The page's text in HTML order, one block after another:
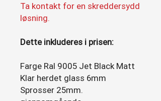
Ta kontakt for en skreddersydd
løsning.
Dette inkluderes i prisen:
Farge Ral 9005 Jet Black Matt
Klar herdet glass 6mm
Sprosser 25mm.